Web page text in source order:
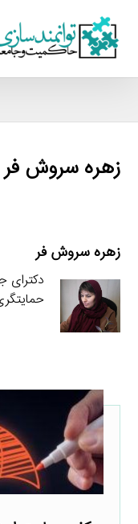
زهره سروش فر
زهره سروش فر